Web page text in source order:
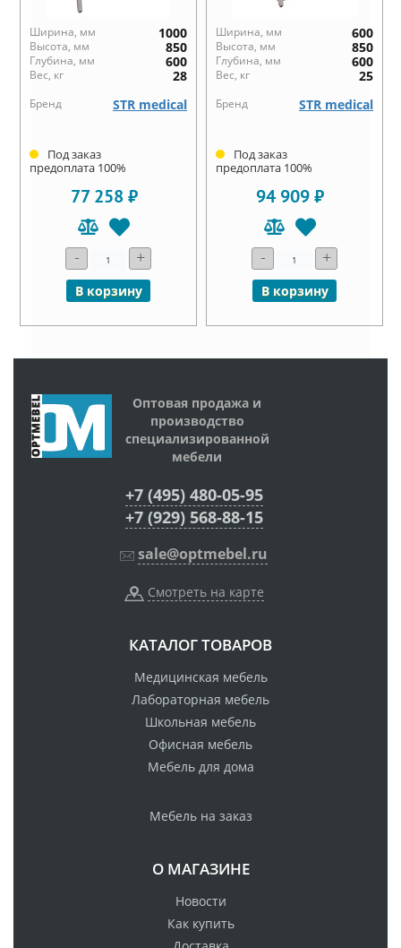
Ширина, мм 1000
Высота, мм 850
Глубина, мм 600
Вес, кг 28
Бренд STR medical
Под заказ
предоплата 100%
77 258 ₽
- +
В корзину
Ширина, мм 600
Высота, мм 850
Глубина, мм 600
Вес, кг 25
Бренд STR medical
Под заказ
предоплата 100%
94 909 ₽
- +
В корзину
Оптовая продажа и
производство
специализированной
мебели
+7 (495) 480-05-95
+7 (929) 568-88-15
sale@optmebel.ru
Смотреть на карте
КАТАЛОГ ТОВАРОВ
Медицинская мебель
Лабораторная мебель
Школьная мебель
Офисная мебель
Мебель для дома
Мебель на заказ
О МАГАЗИНЕ
Новости
Как купить